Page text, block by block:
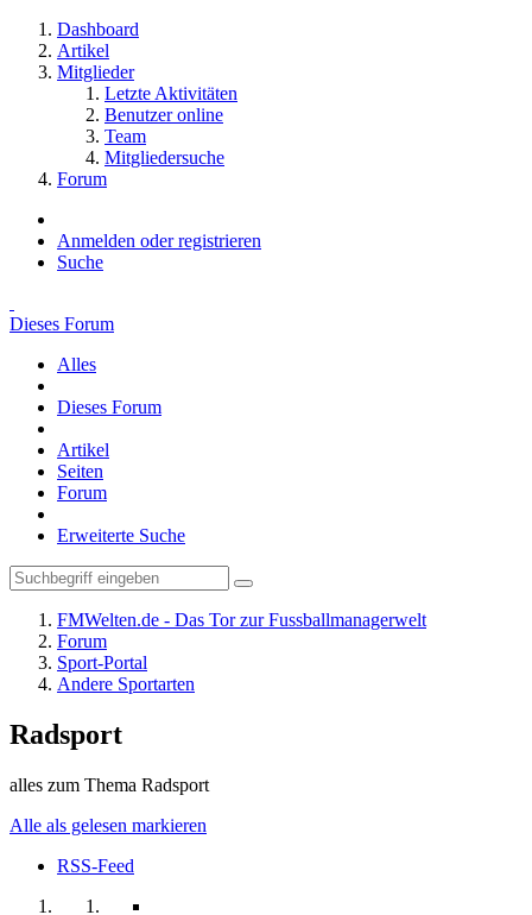
Dashboard
Artikel
Mitglieder
Letzte Aktivitäten
Benutzer online
Team
Mitgliedersuche
Forum
Anmelden oder registrieren
Suche
Dieses Forum
Alles
Dieses Forum
Artikel
Seiten
Forum
Erweiterte Suche
FMWelten.de - Das Tor zur Fussballmanagerwelt
Forum
Sport-Portal
Andere Sportarten
Radsport
alles zum Thema Radsport
Alle als gelesen markieren
RSS-Feed